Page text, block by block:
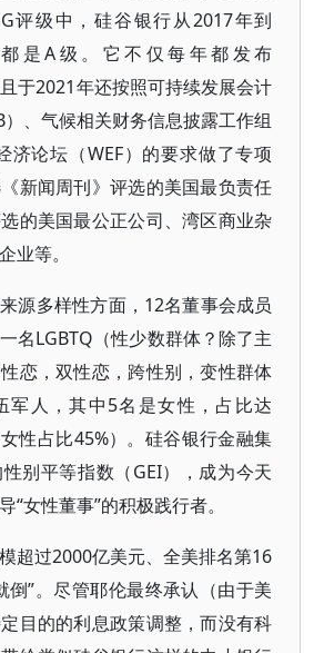
评级中，硅谷银行从2017年到
是A级。它不仅每年都发布
于2021年还按照可持续发展会计
）、气候相关财务信息披露工作组
济论坛（WEF）的要求做了专项
新闻周刊》评选的美国最负责任
的美国最公正公司、湾区商业杂
业等。
源多样性方面，12名董事会成员
名LGBTQ（性少数群体？除了主
恋，双性恋，跨性别，变性群体
军人，其中5名是女性，占比达
性占比45%）。硅谷银行金融集
别平等指数（GEI），成为今天
“女性董事”的积极践行者。
超过2000亿美元、全美排名第16
倒”。尽管耶伦最终承认（由于美
目的的利息政策调整，而没有科